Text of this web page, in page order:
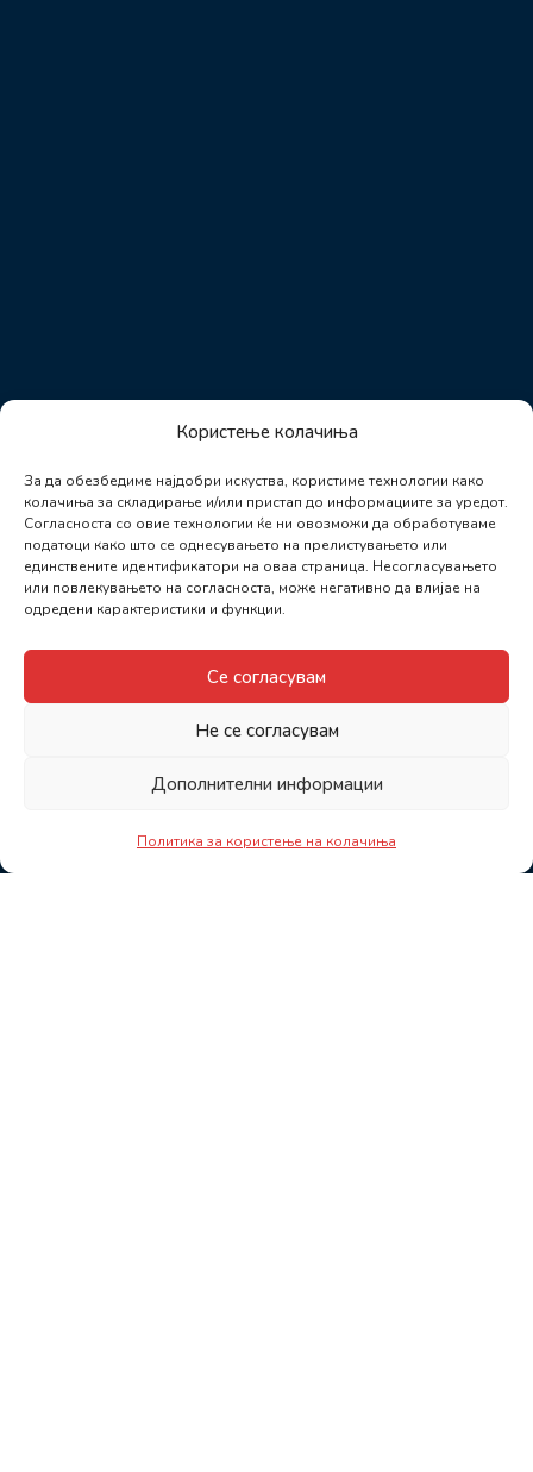
Користење колачиња
За да обезбедиме најдобри искуства, користиме технологии како
колачиња за складирање и/или пристап до информациите за уредот.
Согласноста со овие технологии ќе ни овозможи да обработуваме
податоци како што се однесувањето на прелистувањето или
единствените идентификатори на оваа страница. Несогласувањето
или повлекувањето на согласноста, може негативно да влијае на
одредени карактеристики и функции.
Се согласувам
Не се согласувам
Дополнителни информации
Политика за користење на колачиња